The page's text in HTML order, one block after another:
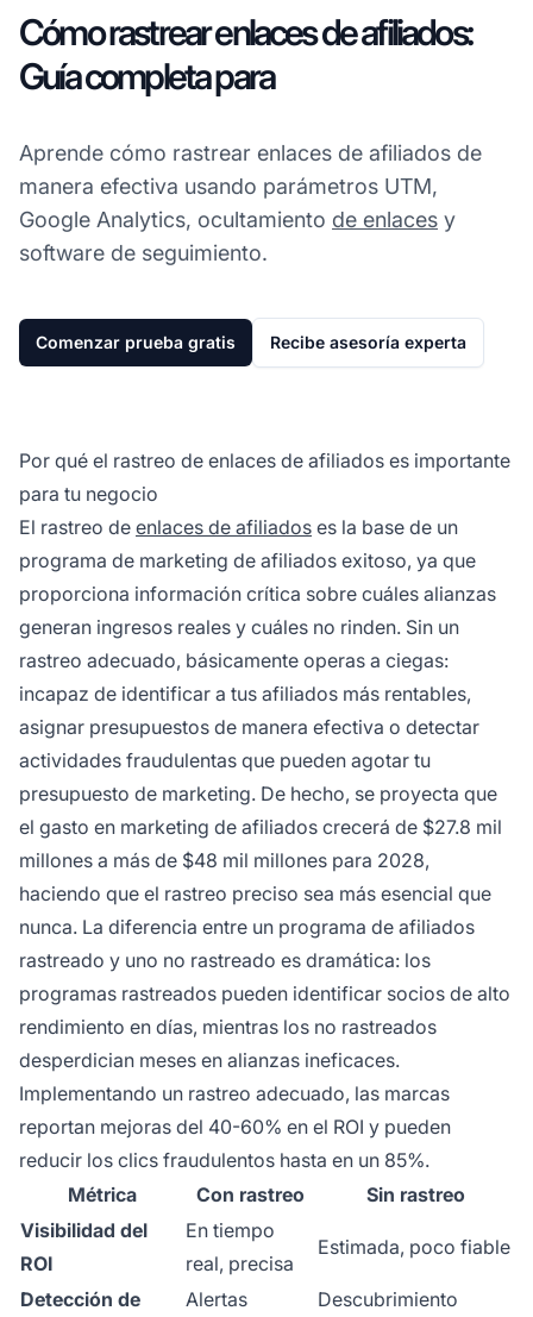
Cómo rastrear enlaces de afiliados:
Guía completa para
Aprende cómo rastrear enlaces de afiliados de
manera efectiva usando parámetros UTM,
Google Analytics, ocultamiento de enlaces y
software de seguimiento.
Comenzar prueba gratis Recibe asesoría experta
Por qué el rastreo de enlaces de afiliados es importante
para tu negocio
El rastreo de enlaces de afiliados es la base de un
programa de marketing de afiliados exitoso, ya que
proporciona información crítica sobre cuáles alianzas
generan ingresos reales y cuáles no rinden. Sin un
rastreo adecuado, básicamente operas a ciegas:
incapaz de identificar a tus afiliados más rentables,
asignar presupuestos de manera efectiva o detectar
actividades fraudulentas que pueden agotar tu
presupuesto de marketing. De hecho, se proyecta que
el gasto en marketing de afiliados crecerá de $27.8 mil
millones a más de $48 mil millones para 2028,
haciendo que el rastreo preciso sea más esencial que
nunca. La diferencia entre un programa de afiliados
rastreado y uno no rastreado es dramática: los
programas rastreados pueden identificar socios de alto
rendimiento en días, mientras los no rastreados
desperdician meses en alianzas ineficaces.
Implementando un rastreo adecuado, las marcas
reportan mejoras del 40-60% en el ROI y pueden
reducir los clics fraudulentos hasta en un 85%.
Métrica
Con rastreo
Sin rastreo
Visibilidad del
ROI
En tiempo
real, precisa
Estimada, poco fiable
Detección de
Alertas
Descubrimiento